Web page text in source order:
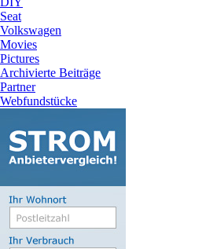
Seat
Volkswagen
Movies
Pictures
Archivierte Beiträge
Partner
Webfundstücke